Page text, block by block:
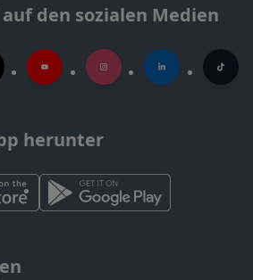
auf den sozialen Medien
herunter